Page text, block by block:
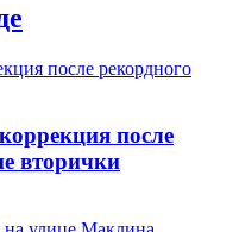
после
вторички